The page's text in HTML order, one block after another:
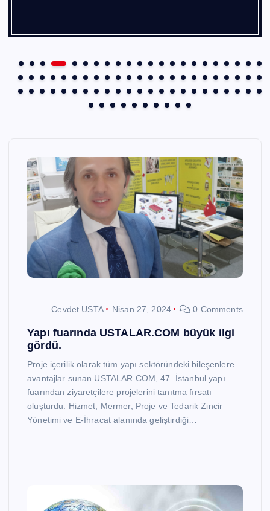
Cevdet USTA Nisan 27, 2024 0 Comments
Yapı fuarında USTALAR.COM büyük ilgi
gördü.
Proje içerilik olarak tüm yapı sektöründeki bileşenlere
avantajlar sunan USTALAR.COM, 47. İstanbul yapı
fuarından ziyaretçilere projelerini tanıtma fırsatı
oluşturdu. Hizmet, Mermer, Proje ve Tedarik Zincir
Yönetimi ve E-İhracat alanında geliştirdiği…